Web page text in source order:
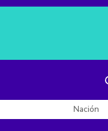
Nación